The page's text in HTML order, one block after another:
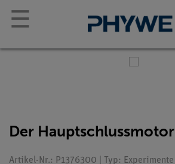
☰
Der Hauptschlussmotor
Artikel-Nr.: P1376300 | Typ: Experimente